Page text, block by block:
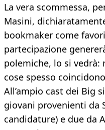
La vera scommessa,
Masini,
bookmaker come
partecipazione
polemiche, lo si vedrà:
cose spesso
All’ampio cast dei Big
giovani provenienti da
candidature) e due da